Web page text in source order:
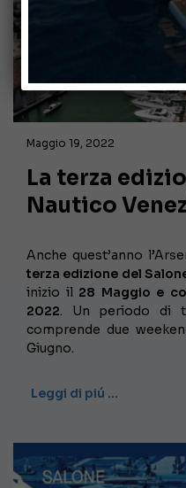
Maggio 19, 2022
La terza
Nautico
Anche quest’anno
terza edizione del
inizio il 28 Maggio e
2022. Un periodo di
comprende due
Giugno.
Leggi di piú …